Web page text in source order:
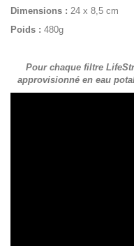
Dimensions : 24 x 8,5 cm
Poids : 480g
Pour chaque filtre
approvisionné en eau